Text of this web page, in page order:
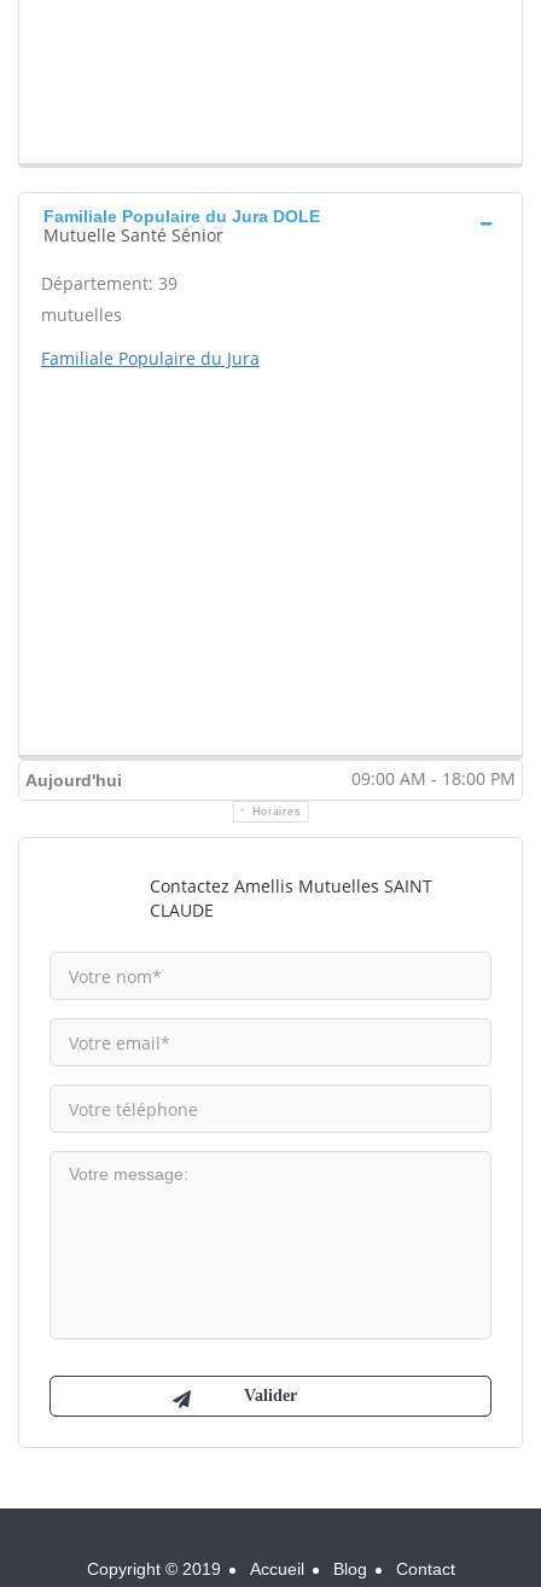
Familiale Populaire du Jura DOLE
Mutuelle Santé Sénior
Département: 39
mutuelles
Familiale Populaire du Jura
Aujourd'hui 09:00 AM - 18:00 PM
Horaires
Contactez Amellis Mutuelles SAINT
CLAUDE
Copyright © 2019 Accueil Blog Contact